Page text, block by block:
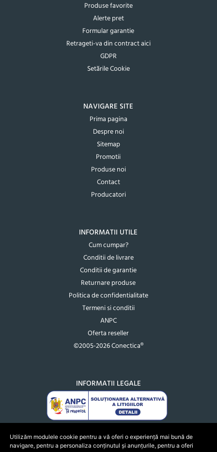
Produse favorite
Alerte pret
Formular garantie
Retrageti-va din contract aici
GDPR
Setările Cookie
NAVIGARE SITE
Prima pagina
Despre noi
Sitemap
Promotii
Produse noi
Contact
Producatori
INFORMATII UTILE
Cum cumpar?
Conditii de livrare
Conditii de garantie
Returnare produse
Politica de confidentialitate
Termeni si conditii
ANPC
Oferta reseller
©2005-2026 Conectica®
INFORMATII LEGALE
Utilizăm modulele cookie pentru a vă oferi o experiență mai bună de
navigare, pentru a personaliza conținutul și anunțurile, pentru a oferi